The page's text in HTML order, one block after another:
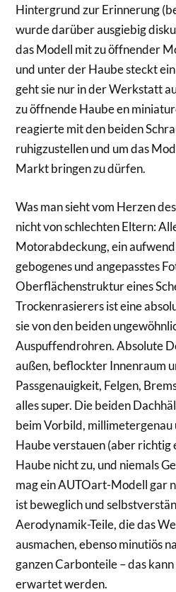
Hintergrund zur Erinnerung
wurde darüber ausgiebig
das Modell mit zu öffnender
und unter der Haube steckt
geht sie nur in der Werkstatt
zu öffnende Haube en
reagierte mit den beiden
ruhigzustellen und um das
Markt bringen zu dürfen.
Was man sieht vom Herzen
nicht von schlechten Eltern:
Motorabdeckung, ein
gebogenes und angepasstes
Oberflächenstruktur eines
Trockenrasierers ist eine
sie von den beiden
Auspuffendrohren. Absolute
außen, beflockter Innenraum
Passgenauigkeit, Felgen,
alles super. Die beiden
beim Vorbild,
Haube verstauen (aber richtig
Haube nicht zu, und niemals
mag ein AUTOart-Modell gar
ist beweglich und
Aerodynamik-Teile, die das
ausmachen, ebenso minutiös
ganzen Carbonteile – das
erwartet werden.